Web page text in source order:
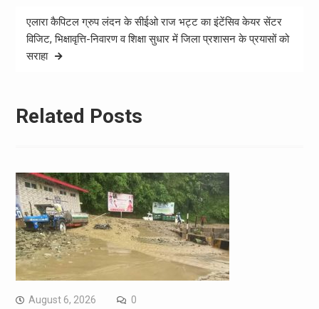
एलारा कैपिटल ग्रुप लंदन के सीईओ राज भट्ट का इंटेंसिव केयर सेंटर
विजिट, भिक्षावृत्ति-निवारण व शिक्षा सुधार में जिला प्रशासन के प्रयासों को
सराहा
Related Posts
August 6, 2026 0